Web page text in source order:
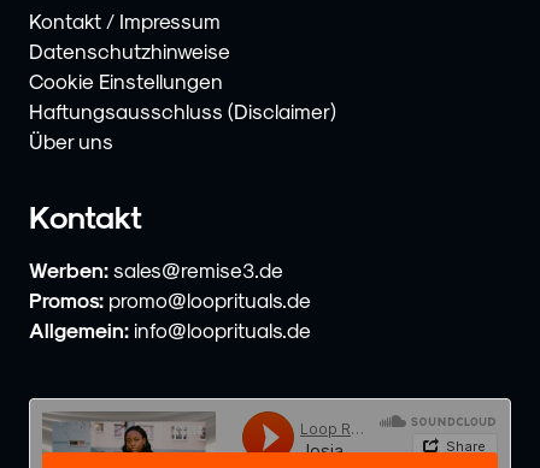
Kontakt / Impressum
Datenschutzhinweise
Cookie Einstellungen
Haftungsausschluss (Disclaimer)
Über uns
Kontakt
Werben: sales@remise3.de
Promos: promo@looprituals.de
Allgemein: info@looprituals.de